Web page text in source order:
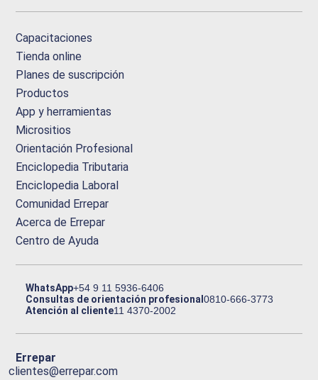
Capacitaciones
Tienda online
Planes de suscripción
Productos
App y herramientas
Micrositios
Orientación Profesional
Enciclopedia Tributaria
Enciclopedia Laboral
Comunidad Errepar
Acerca de Errepar
Centro de Ayuda
WhatsApp+54 9 11 5936-6406
Consultas de orientación profesional0810-666-3773
Atención al cliente11 4370-2002
Errepar
clientes@errepar.com